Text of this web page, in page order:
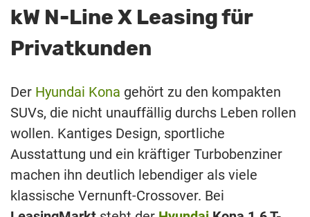
kW N-Line X Leasing für
Privatkunden
Der Hyundai Kona gehört zu den kompakten
SUVs, die nicht unauffällig durchs Leben rollen
wollen. Kantiges Design, sportliche
Ausstattung und ein kräftiger Turbobenziner
machen ihn deutlich lebendiger als viele
klassische Vernunft-Crossover. Bei